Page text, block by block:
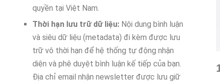
quyền tại Việt Nam.
Thời hạn lưu trữ dữ liệu: Nội dung bình luận
và siêu dữ liệu (metadata) đi kèm được lưu
trữ vô thời hạn để hệ thống tự động nhận
diện và phê duyệt bình luận kế tiếp của bạn.
Địa chỉ email nhận newsletter được lưu giữ